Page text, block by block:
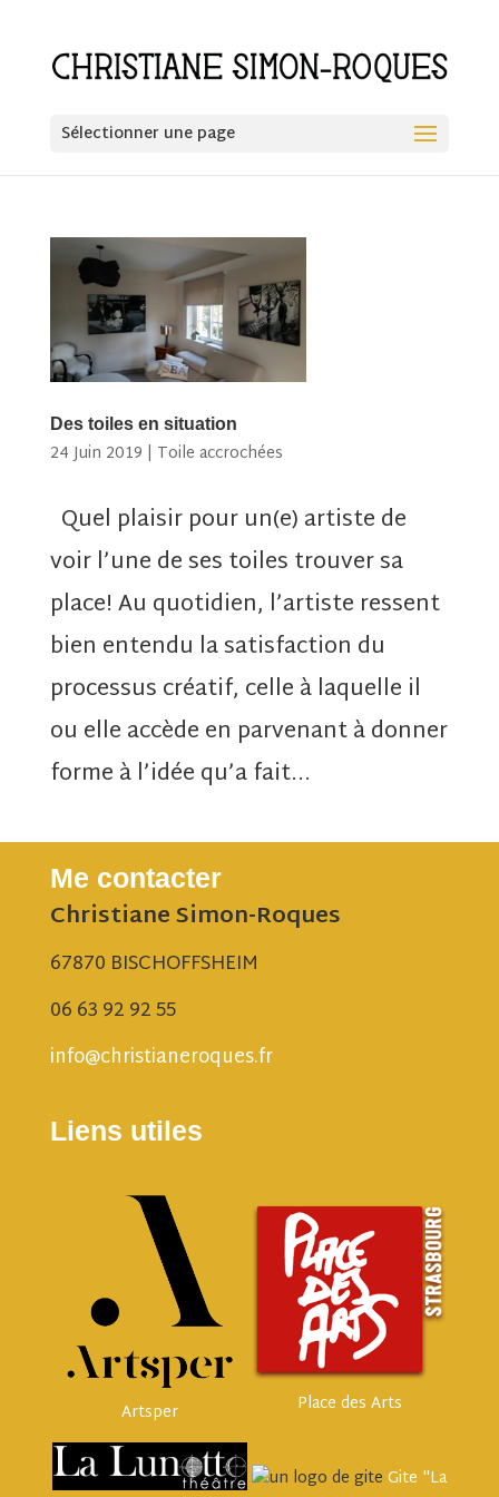
Sélectionner une page
Des toiles en situation
24 Juin 2019 | Toile accrochées
Quel plaisir pour un(e) artiste de
voir l’une de ses toiles trouver sa
place! Au quotidien, l’artiste ressent
bien entendu la satisfaction du
processus créatif, celle à laquelle il
ou elle accède en parvenant à donner
forme à l’idée qu’a fait...
Me contacter
Christiane Simon-Roques
67870 BISCHOFFSHEIM
06 63 92 92 55
info@christianeroques.fr
Liens utiles
Artsper Place des Arts
Gite "La